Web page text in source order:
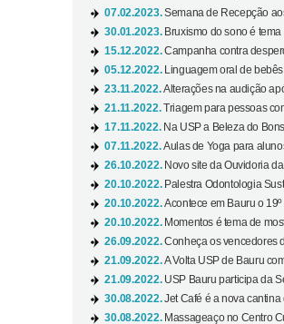
07.02.2023.Semana de Recepção
30.01.2023. Bruxismo do sono é
15.12.2022.Campanha contra
05.12.2022.
Linguagem oral de
23.11.2022.Alterações na audição
21.11.2022.Triagem para pessoas
17.11.2022. Na USP a Beleza do
07.11.2022.Aulas de Yoga para
26.10.2022. Novo site da Ouvidoria
20.10.2022. Palestra Odontologia
20.10.2022.Acontece em Bauru o 19º
20.10.2022. Momentos é tema de
26.09.2022.Conheça os vencedores
21.09.2022.A Volta USP de Bauru
21.09.2022. USP Bauru participa da
30.08.2022.Jet Café é a nova
30.08.2022. Massageaço no Centro